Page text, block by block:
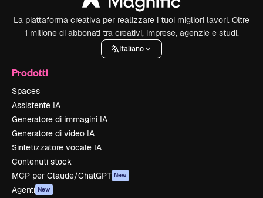
La piattaforma creativa per realizzare i tuoi migliori lavori. Oltre
1 milione di abbonati tra creativi, imprese, agenzie e studi.
Italiano
Prodotti
Spaces
Assistente IA
Generatore di immagini IA
Generatore di video IA
Sintetizzatore vocale IA
Contenuti stock
MCP per Claude/ChatGPT New
Agenti New